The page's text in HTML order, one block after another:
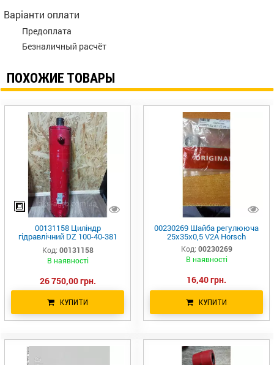
Варіанти оплати
Предоплата
Безналичный расчёт
ПОХОЖИЕ ТОВАРЫ
00131158 Циліндр
гідравлічний DZ 100-40-381
Horsch
Код: 00131158
В наявності
26 750,00 грн.
КУПИТИ
00230269 Шайба регулююча
25х35х0,5 V2A Horsch
Код: 00230269
В наявності
16,40 грн.
КУПИТИ